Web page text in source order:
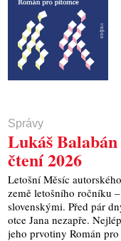
Správy
Lukáš
čtení 2026
Letošní Měsíc
země letošního ročníku
slovenskými. Před pár
otce Jana nezapře.
jeho prvotiny Román